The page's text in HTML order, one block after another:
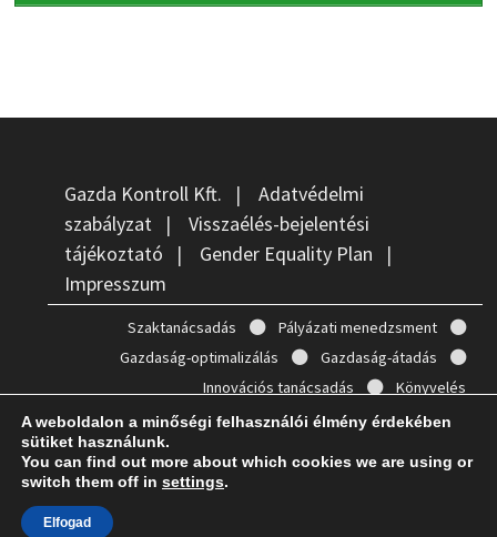
Gazda Kontroll Kft. | Adatvédelmi
szabályzat | Visszaélés-bejelentési
tájékoztató | Gender Equality Plan |
Impresszum
Szaktanácsadás
Pályázati menedzsment
Gazdaság-optimalizálás
Gazdaság-átadás
Innovációs tanácsadás
Könyvelés
Gazda Kontroll
Bam.
A weboldalon a minőségi felhasználói élmény érdekében
sütiket használunk.
You can find out more about which cookies we are using or
switch them off in settings.
Elfogad